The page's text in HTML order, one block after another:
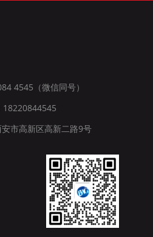
4545（微信同号）
18220844545
市高新区高新二路9号